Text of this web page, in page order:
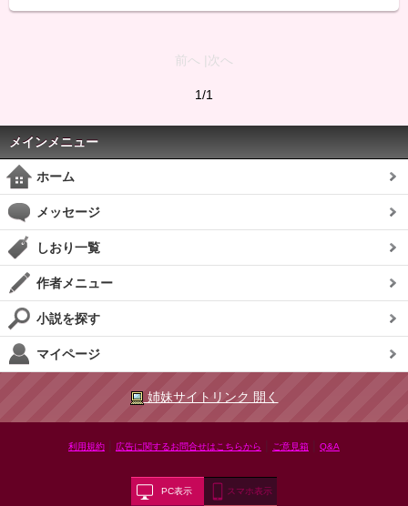
前へ |次へ
1/1
メインメニュー
ホーム
メッセージ
しおり一覧
作者メニュー
小説を探す
マイページ
姉妹サイトリンク 開く
利用規約 広告に関するお問合せはこちらから ご意見箱 Q&A
PC表示 スマホ表示